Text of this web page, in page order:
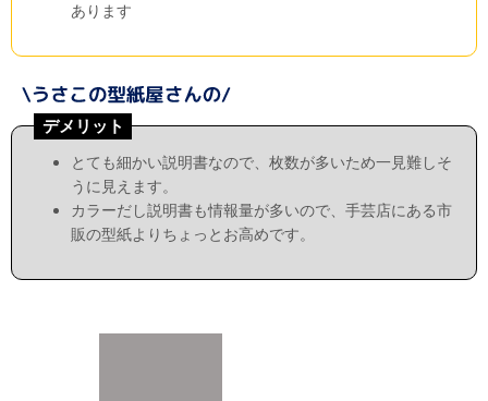
あります
デメリット
とても細かい説明書なので、枚数が多いため一見難しそ
うに見えます。
カラーだし説明書も情報量が多いので、手芸店にある市
販の型紙よりちょっとお高めです。